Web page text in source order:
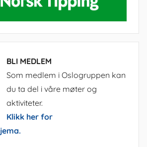
BLI MEDLEM
Som medlem i Oslogruppen kan
du ta del i våre møter og
aktiviteter.
Klikk her for